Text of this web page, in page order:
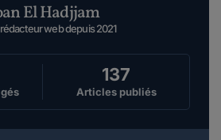
le 06-02-2019
de nuit le retour des
Lire plus
Ytpma.
le 17-02-2018
El Hadjjam
web depuis 2021
137
Articles publiés